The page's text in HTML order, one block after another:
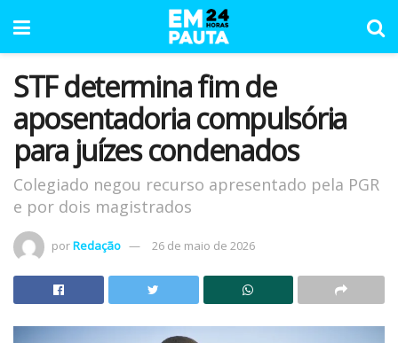
STF determina fim de
aposentadoria compulsória
para juízes condenados
Colegiado negou recurso apresentado pela PGR
e por dois magistrados
porRedação 26 de maio de 2026